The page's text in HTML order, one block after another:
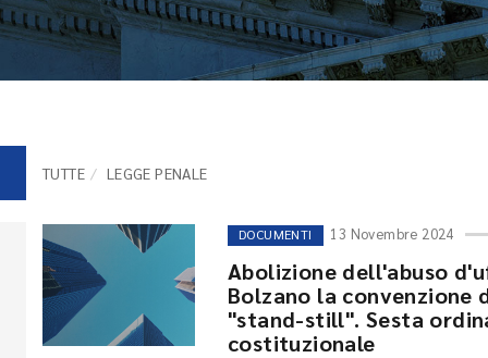
TUTTE LEGGE PENALE
DOCUMENTI 13 Novembre 2024
Abolizione dell'abuso
Bolzano la convenzione
"stand-still". Sesta
costituzionale